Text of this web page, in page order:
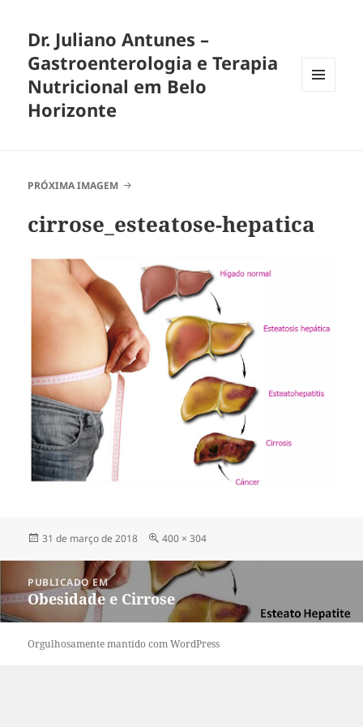
Dr. Juliano Antunes –
Gastroenterologia e Terapia
Nutricional em Belo
Horizonte
PRÓXIMA IMAGEM
cirrose_esteatose-hepatica
Publicado
31 de março de 2018
Tamanho
400 × 304
de
Post
PUBLICADO EM
Obesidade e Cirrose
Orgulhosamente mantido com WordPress